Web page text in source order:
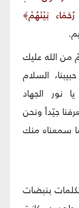
بَيْنَهُمْ﴾
من الله عليك
السلام
نور الجهاد
جيّداً ونحن
سمعناه منك
بنبضات